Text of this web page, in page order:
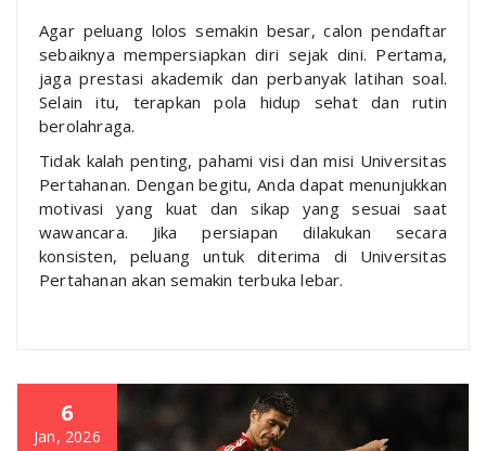
Agar peluang lolos semakin besar, calon pendaftar
sebaiknya mempersiapkan diri sejak dini. Pertama,
jaga prestasi akademik dan perbanyak latihan soal.
Selain itu, terapkan pola hidup sehat dan rutin
berolahraga.
Tidak kalah penting, pahami visi dan misi Universitas
Pertahanan. Dengan begitu, Anda dapat menunjukkan
motivasi yang kuat dan sikap yang sesuai saat
wawancara. Jika persiapan dilakukan secara
konsisten, peluang untuk diterima di Universitas
Pertahanan akan semakin terbuka lebar.
6
Jan, 2026